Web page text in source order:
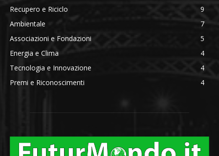
Recupero e Riciclo
9
Ambientale
7
Associazioni e Fondazioni
5
Energia e Clima
4
Tecnologia e Innovazione
4
Premi e Riconoscimenti
4